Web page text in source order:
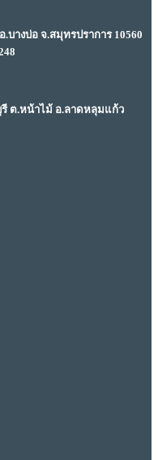
บางบ่อ จ.สมุทรปราการ 10560
รี ต.หน้าไม้ อ.ลาดหลุมแก้ว